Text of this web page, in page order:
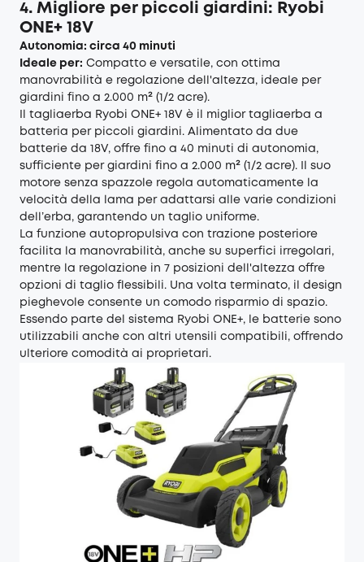
4. Migliore per piccoli giardini: Ryobi
ONE+ 18V
Autonomia: circa 40 minuti
Ideale per: Compatto e versatile, con ottima
manovrabilità e regolazione dell'altezza, ideale per
giardini fino a 2.000 m² (1/2 acre).
Il tagliaerba Ryobi ONE+ 18V è il miglior tagliaerba a
batteria per piccoli giardini. Alimentato da due
batterie da 18V, offre fino a 40 minuti di autonomia,
sufficiente per giardini fino a 2.000 m² (1/2 acre). Il suo
motore senza spazzole regola automaticamente la
velocità della lama per adattarsi alle varie condizioni
dell’erba, garantendo un taglio uniforme.
La funzione autopropulsiva con trazione posteriore
facilita la manovrabilità, anche su superfici irregolari,
mentre la regolazione in 7 posizioni dell'altezza offre
opzioni di taglio flessibili. Una volta terminato, il design
pieghevole consente un comodo risparmio di spazio.
Essendo parte del sistema Ryobi ONE+, le batterie sono
utilizzabili anche con altri utensili compatibili, offrendo
ulteriore comodità ai proprietari.